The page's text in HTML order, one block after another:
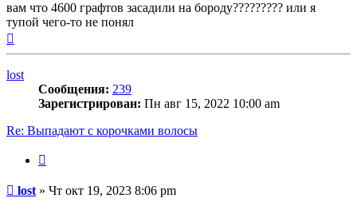
вам что 4600 графтов засадили на бороду????????? или я
тупой чего-то не понял
lost
Сообщения: 239
Зарегистрирован: Пн авг 15, 2022 10:00 am
Re: Выпадают с корочками волосы
Сообщение
lost » Чт окт 19, 2023 8:06 pm